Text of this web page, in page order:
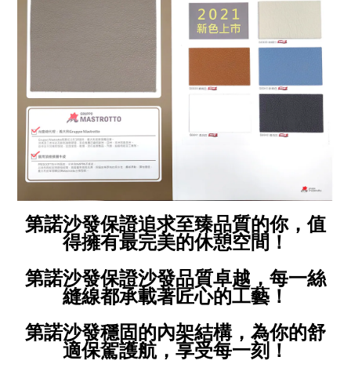
第諾沙發保證追求至臻品質的你，值
得擁有最完美的休憩空間！
第諾沙發保證沙發品質卓越，每一絲
縫線都承載著匠心的工藝！
第諾沙發穩固的內架結構，為你的舒
適保駕護航，享受每一刻！